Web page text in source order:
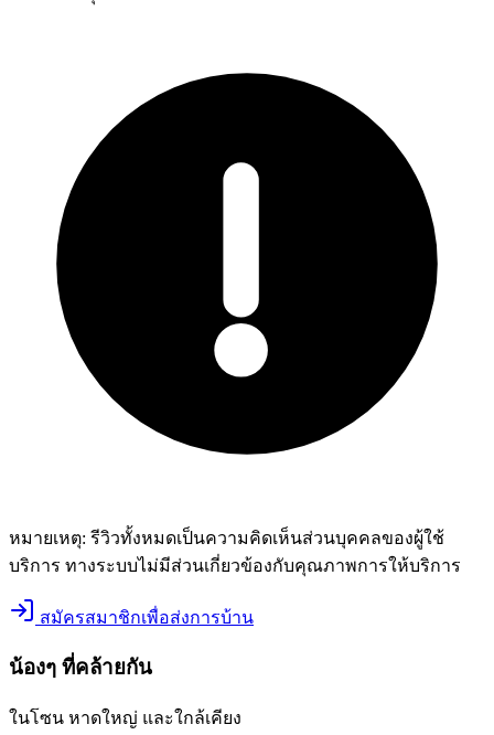
หมายเหตุ: รีวิวทั้งหมดเป็นความคิดเห็นส่วนบุคคลของผู้ใช้
บริการ ทางระบบไม่มีส่วนเกี่ยวข้องกับคุณภาพการให้บริการ
สมัครสมาชิกเพื่อส่งการบ้าน
น้องๆ ที่คล้ายกัน
ในโซน หาดใหญ่ และใกล้เคียง